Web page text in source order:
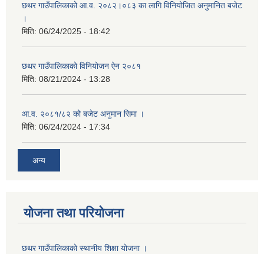
छथर गाउँपालिकाको आ.व. २०८२।०८३ का लागि विनियोजित अनुमानित बजेट
।
मिति: 06/24/2025 - 18:42
छथर गाउँपालिकाको विनियोजन ऐन २०८१
मिति: 08/21/2024 - 13:28
आ.व. २०८१/८२ को बजेट अनुमान सिमा ।
मिति: 06/24/2024 - 17:34
अन्य
योजना तथा परियोजना
छथर गाउँपालिकाको स्थानीय शिक्षा योजना ।